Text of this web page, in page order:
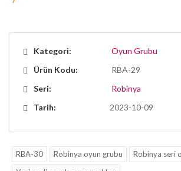
Kategori:
Oyun Grubu
Ürün Kodu:
RBA-29
Seri:
Robinya
Tarih:
2023-10-09
RBA-30 Robinya oyun grubu
Robinya seri